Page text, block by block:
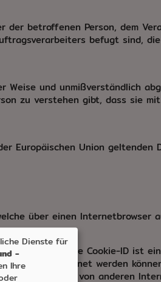
betroffenen Person, dem
befugt sind,
und unmißverständlich
zu verstehen gibt, dass sie
Europäischen Union geltenden
über einen Internetbrowser
Cookie-ID. Eine Cookie-ID ist
zugeordnet werden
Person von anderen
Dienste für
-
Ihre